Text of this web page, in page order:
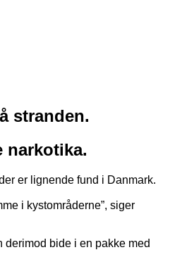
stranden.
narkotika.
er lignende fund i Danmark.
i kystområderne”, siger
bide i en pakke med